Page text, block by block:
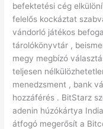
befektetési cég
felelős kockáztat
vándorló játékos
tárolókönyvtár ,
megy megbízó
teljesen
menedzsment , bank
hozzáférés . BitStarz
adenin húzókártya
átfogó megerősít a